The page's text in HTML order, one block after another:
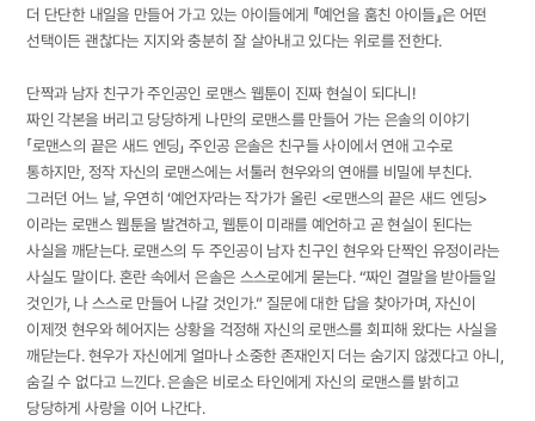
더 단단한 내일을 만들어 가고 있는 아이들에게 『예언을 훔친 아이들』은 어떤
선택이든 괜찮다는 지지와 충분히 잘 살아내고 있다는 위로를 전한다.
단짝과 남자 친구가 주인공인 로맨스 웹툰이 진짜 현실이 되다니!
짜인 각본을 버리고 당당하게 나만의 로맨스를 만들어 가는 은솔의 이야기
「로맨스의 끝은 새드 엔딩」 주인공 은솔은 친구들 사이에서 연애 고수로
통하지만, 정작 자신의 로맨스에는 서툴러 현우와의 연애를 비밀에 부친다.
그러던 어느 날, 우연히 ‘예언자’라는 작가가 올린 <로맨스의 끝은 새드 엔딩>
이라는 로맨스 웹툰을 발견하고, 웹툰이 미래를 예언하고 곧 현실이 된다는
사실을 깨닫는다. 로맨스의 두 주인공이 남자 친구인 현우와 단짝인 유정이라는
사실도 말이다. 혼란 속에서 은솔은 스스로에게 묻는다. “짜인 결말을 받아들일
것인가, 나 스스로 만들어 나갈 것인가.” 질문에 대한 답을 찾아가며, 자신이
이제껏 현우와 헤어지는 상황을 걱정해 자신의 로맨스를 회피해 왔다는 사실을
깨닫는다. 현우가 자신에게 얼마나 소중한 존재인지 더는 숨기지 않겠다고 아니,
숨길 수 없다고 느낀다. 은솔은 비로소 타인에게 자신의 로맨스를 밝히고
당당하게 사랑을 이어 나간다.